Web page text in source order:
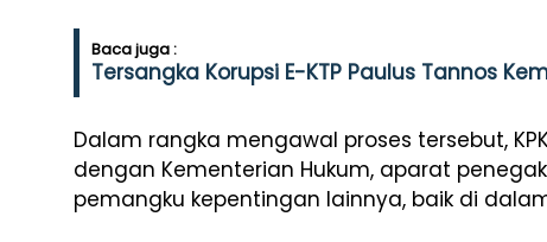
Baca juga :
Tersangka Korupsi E-KTP Paulus Tannos
Dalam rangka mengawal proses tersebut,
dengan Kementerian Hukum, aparat
pemangku kepentingan lainnya, baik di